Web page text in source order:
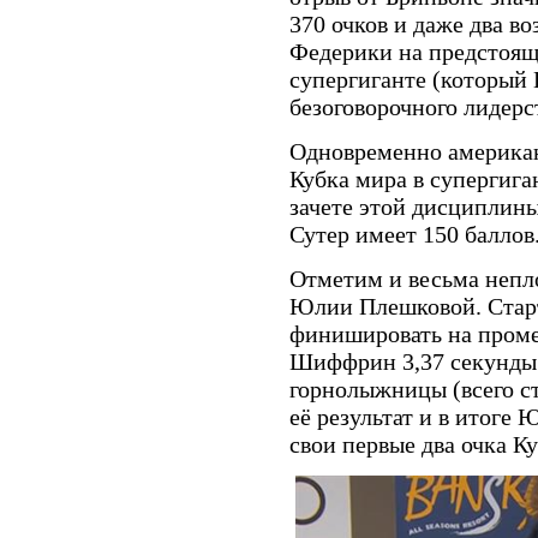
370 очков и даже два
Федерики на
супергиганте
безоговорочного
Одновременно
Кубка мира в
зачете этой
Сутер имеет 150
Отметим и весьма
Юлии Плешковой.
финишировать на
Шиффрин 3,37
горнолыжницы (всего
её результат и в итоге
свои первые два очка